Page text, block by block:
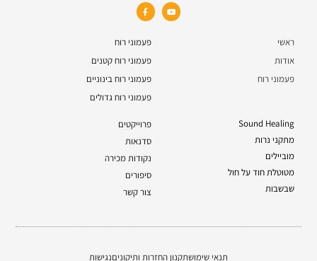
ראשי
אודות
פעמוני רוח
פעמוני רוח
פעמוני רוח קטנים
פעמוני רוח בינוניים
פעמוני רוח גדולים
Sound Healing
מתקני נרות
מוביילים
מטוטלת חוד על חול
שבשבות
פרוייקטים
סדנאות
נקודות מכירה
סיפורים
צור קשר
תנאי שימושתקנון החזרות ותיקוניםנגישות